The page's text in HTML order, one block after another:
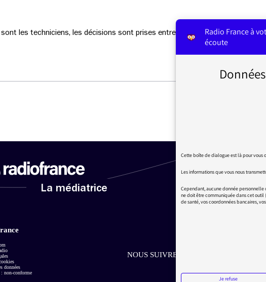
les techniciens, les décisions sont prises entre les journalistes et les
La médiatrice
données
non-conforme
NOUS SUIVRE SUR LES RÉSEAUX
Aller sur la page Facebook de la
Aller sur la page Twitter de la
Aller sur la page Instagram de
Radio France à
écoute
Cette boîte de dialogue est là pour vous
Les informations que vous nous
Cependant, aucune donnée
ne doit être communiquée dans cet
de santé, vos coordonnées bancaires,
Je refuse